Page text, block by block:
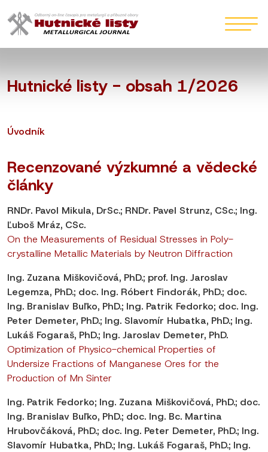
Hutnické listy - obsah 1/2026
Úvodník
Recenzované výzkumné a vědecké
články
RNDr. Pavol Mikula, DrSc.; RNDr. Pavel Strunz, CSc.; Ing.
Ľuboš Mráz, CSc.
On the Measurements of Residual Stresses in Poly-
crystalline Metallic Materials by Neutron Diffraction
Ing. Zuzana Miškovičová, PhD.; prof. Ing. Jaroslav
Legemza, PhD.; doc. Ing. Róbert Findorák, PhD.; doc.
Ing. Branislav Buľko, PhD.; Ing. Patrik Fedorko; doc. Ing.
Peter Demeter, PhD.; Ing. Slavomír Hubatka, PhD.; Ing.
Lukáš Fogaraš, PhD.; Ing. Jaroslav Demeter, PhD.
Optimization of Physico-chemical Properties of
Undersize Fractions of Manganese Ores for the
Production of Mn Sinter
Ing. Patrik Fedorko; Ing. Zuzana Miškovičová, PhD.; doc.
Ing. Branislav Buľko, PhD.; doc. Ing. Bc. Martina
Hrubovčáková, PhD.; doc. Ing. Peter Demeter, PhD.; Ing.
Slavomír Hubatka, PhD.; Ing. Lukáš Fogaraš, PhD.; Ing.